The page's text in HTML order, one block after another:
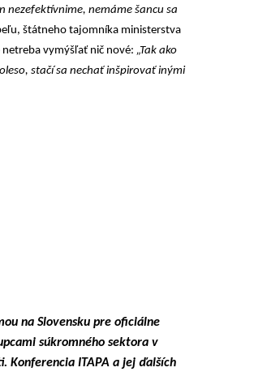
nezefektívnime, nemáme šancu sa
štátneho tajomníka ministerstva
vymýšľať nič nové: „Tak ako
stačí sa nechať inšpirovať inými
na Slovensku pre oficiálne
súkromného sektora v
Konferencia ITAPA a jej ďalších